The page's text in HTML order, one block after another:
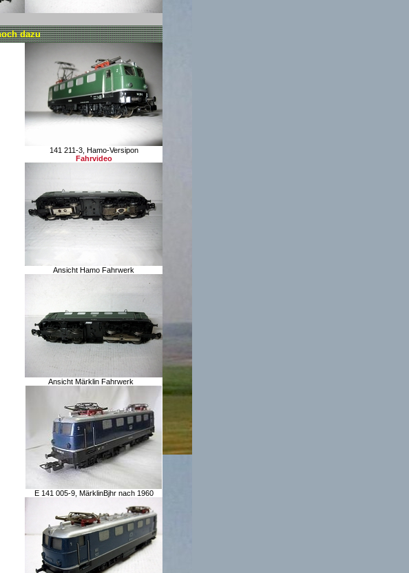
dazu
141 211-3, Hamo-Versipon
Fahrvideo
Ansicht Hamo Fahrwerk
Ansicht Märklin Fahrwerk
E 141 005-9, MärklinBjhr nach 1960